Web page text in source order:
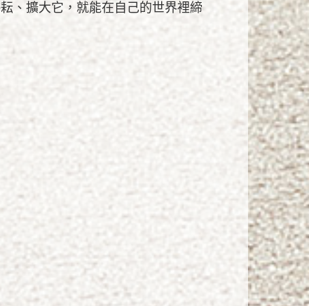
、擴大它，就能在自己的世界裡締